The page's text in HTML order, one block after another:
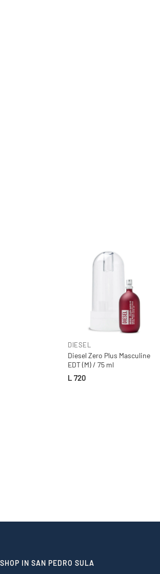
DIESEL
Diesel Zero Plus Masculine
EDT (M) / 75 ml
L 720
SHOP IN SAN PEDRO SULA